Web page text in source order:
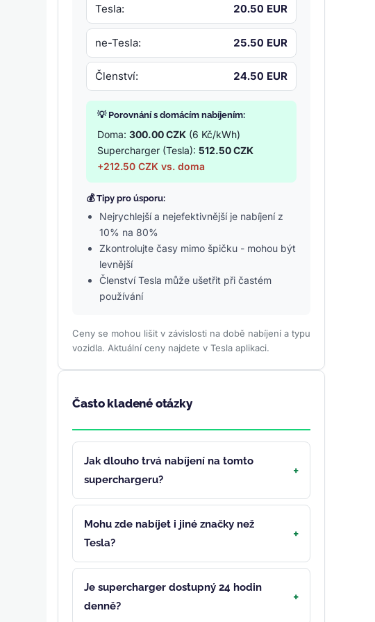
Tesla: 20.50 EUR
ne-Tesla: 25.50 EUR
Členství: 24.50 EUR
💡 Porovnání s domácím nabíjením:
Doma:300.00 CZK (6 Kč/kWh)
Supercharger (Tesla):512.50 CZK
+212.50 CZK vs. doma
💰 Tipy pro úsporu:
Nejrychlejší a nejefektivnější je nabíjení z
10% na 80%
Zkontrolujte časy mimo špičku - mohou být
levnější
Členství Tesla může ušetřit při častém
používání
Ceny se mohou lišit v závislosti na době nabíjení a typu
vozidla. Aktuální ceny najdete v Tesla aplikaci.
Často kladené otázky
Jak dlouho trvá nabíjení na tomto
superchargeru?
Mohu zde nabíjet i jiné značky než
Tesla?
Je supercharger dostupný 24 hodin
denně?